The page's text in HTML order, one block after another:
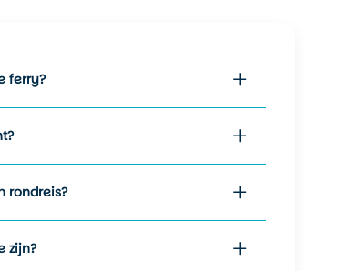
ferry?
rondreis?
zijn?